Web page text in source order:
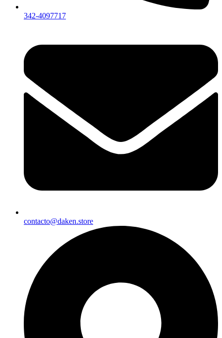
342-4097717
contacto@daken.store